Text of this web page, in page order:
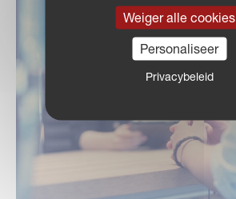
Weiger alle cookies
Personaliseer
Privacybeleid